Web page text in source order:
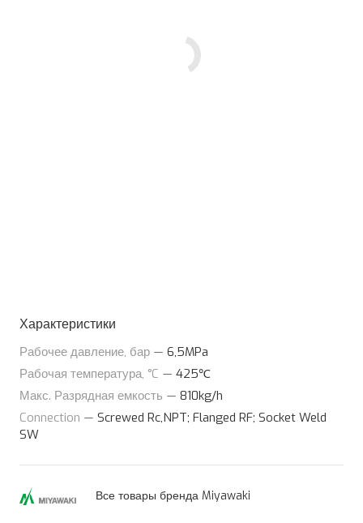
Характеристики
Рабочее давление, бар — 6,5MPa
Рабочая температура, °C — 425℃
Макс. Разрядная емкость — 810kg/h
Connection — Screwed Rc,NPT; Flanged RF; Socket Weld
SW
Все товары бренда Miyawaki